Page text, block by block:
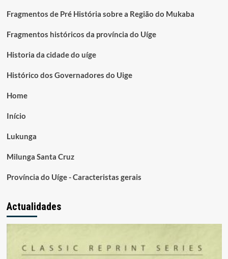
Fragmentos de Pré História sobre a Região do Mukaba
Fragmentos históricos da província do Uíge
Historia da cidade do uíge
Histórico dos Governadores do Uige
Home
Início
Lukunga
Milunga Santa Cruz
Província do Uíge - Caracteristas gerais
Actualidades